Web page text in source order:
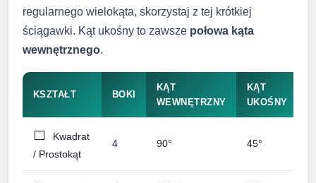
regularnego wielokąta, skorzystaj z tej krótkiej
ściągawki. Kąt ukośny to zawsze połowa kąta
wewnętrznego.
KSZTAŁT BOKI
KĄT
WEWNĘTRZNY
KĄT
UKOŚNY
⬜
Kwadrat
/ Prostokąt
4 90° 45°